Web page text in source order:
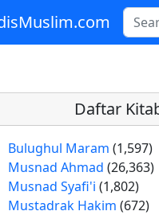
Daftar
Bulughul Maram (1,597)
Musnad Ahmad (26,363)
Musnad Syafi'i (1,802)
Mustadrak Hakim (672)